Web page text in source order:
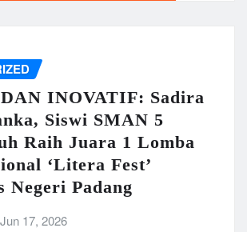
INOVATIF: Sadira
Siswi SMAN 5
Raih Juara 1 Lomba
‘Litera Fest’
Negeri Padang
Jun 17, 2026